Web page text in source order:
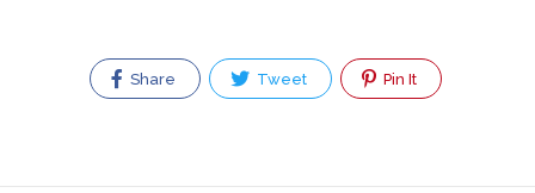
Share Tweet Pin It